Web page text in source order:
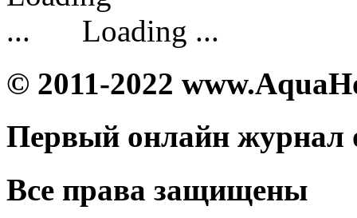
Loading ...
© 2011-2022
Первый онлайн журнал
Все права защищены